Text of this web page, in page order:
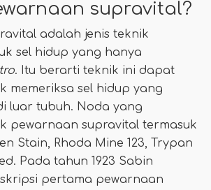
supravital?
adalah jenis teknik
sel hidup yang hanya
. Itu berarti teknik ini dapat
memeriksa sel hidup yang
luar tubuh. Noda yang
pewarnaan supravital termasuk
Stain, Rhoda Mine 123, Trypan
Pada tahun 1923 Sabin
pertama pewarnaan